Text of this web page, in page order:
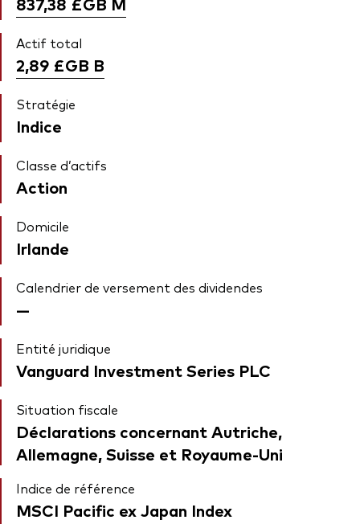
Actif total
2,89 £GB B
Stratégie
Indice
Classe d’actifs
Action
Domicile
Irlande
Calendrier de versement des dividendes
—
Entité juridique
Vanguard Investment Series PLC
Situation fiscale
Déclarations concernant Autriche,
Allemagne, Suisse et Royaume-Uni
Indice de référence
MSCI Pacific ex Japan Index